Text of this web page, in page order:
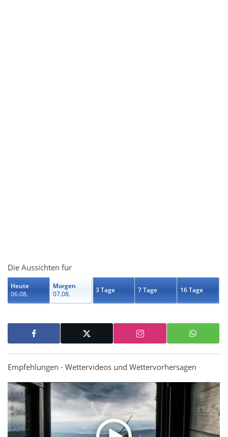
Die Aussichten für
Heute
06.08.
Morgen
07.08.
3 Tage 7 Tage 16 Tage
Empfehlungen - Wettervideos und Wettervorhersagen